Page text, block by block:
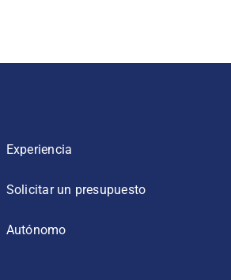
Experiencia
Solicitar un presupuesto
Autónomo